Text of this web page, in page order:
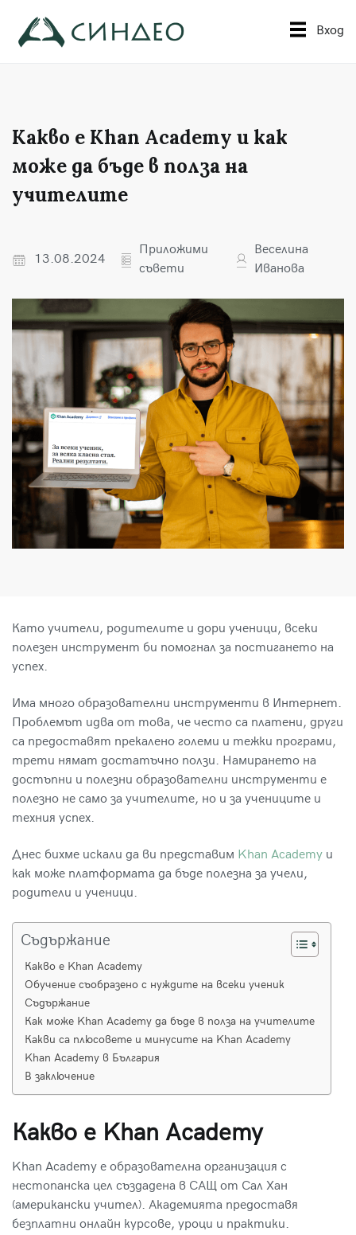
съдържанието
Вход
Какво е Khan Academy и как
може да бъде в полза на
учителите
13.08.2024
Приложими
съвети
Веселина
Иванова
Като учители, родителите и дори ученици, всеки
полезен инструмент би помогнал за постигането на
успех.
Има много образователни инструменти в Интернет.
Проблемът идва от това, че често са платени, други
са предоставят прекалено големи и тежки програми,
трети нямат достатъчно ползи. Намирането на
достъпни и полезни образователни инструменти е
полезно не само за учителите, но и за учениците и
техния успех.
Днес бихме искали да ви представим Khan Academy и
как може платформата да бъде полезна за учели,
родители и ученици.
Съдържание
Какво е Khan Academy
Обучение съобразено с нуждите на всеки ученик
Съдържание
Как може Khan Academy да бъде в полза на учителите
Какви са плюсовете и минусите на Khan Academy
Khan Academy в България
В заключение
Какво е Khan Academy
Khan Academy е образователна организация с
нестопанска цел създадена в САЩ от Сал Хан
(американски учител). Академията предоставя
безплатни онлайн курсове, уроци и практики.